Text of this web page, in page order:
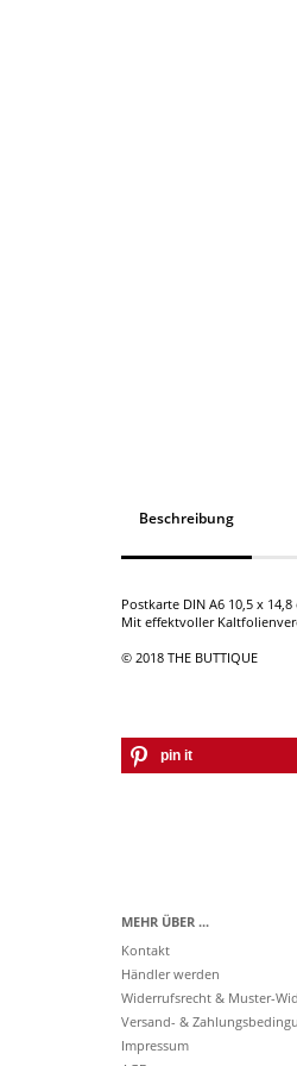
Beschreibung
Postkarte DIN A6 10,5 x 14,8
Mit effektvoller
© 2018 THE BUTTIQUE
pin it
MEHR ÜBER ...
Kontakt
Händler werden
Widerrufsrecht & Muster-
Versand- &
Impressum